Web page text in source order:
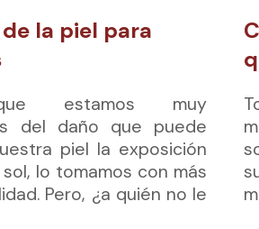
la piel para
estamos muy
del daño que puede
piel la exposición
lo tomamos con más
Pero, ¿a quién no le